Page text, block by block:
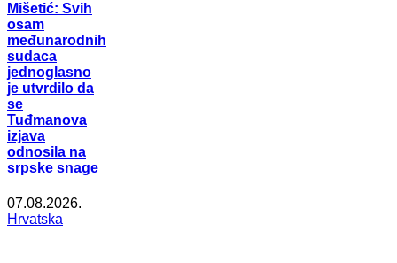
Mišetić: Svih
osam
međunarodnih
sudaca
jednoglasno
je utvrdilo da
se
Tuđmanova
izjava
odnosila na
srpske snage
07.08.2026.
Hrvatska